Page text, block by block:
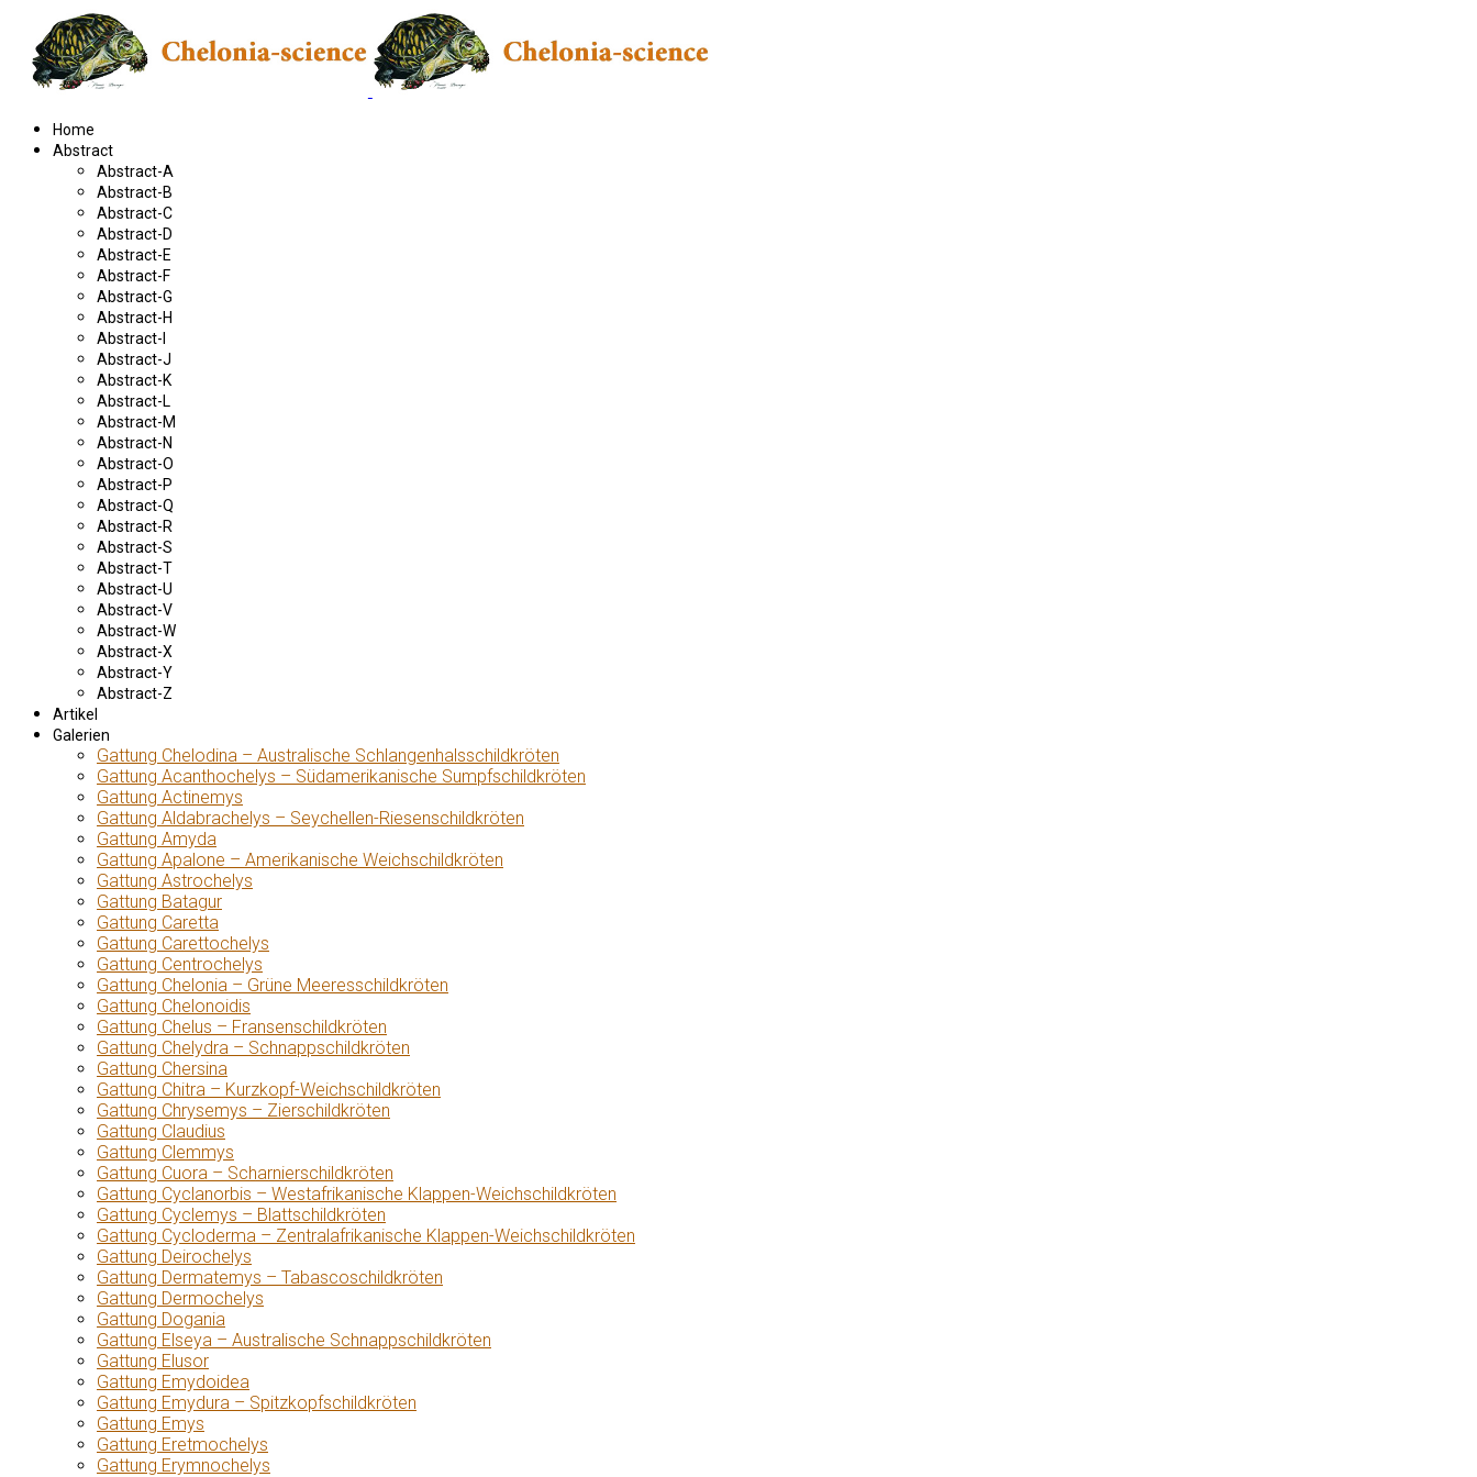
Home
Abstract
Abstract-A
Abstract-B
Abstract-C
Abstract-D
Abstract-E
Abstract-F
Abstract-G
Abstract-H
Abstract-I
Abstract-J
Abstract-K
Abstract-L
Abstract-M
Abstract-N
Abstract-O
Abstract-P
Abstract-Q
Abstract-R
Abstract-S
Abstract-T
Abstract-U
Abstract-V
Abstract-W
Abstract-X
Abstract-Y
Abstract-Z
Artikel
Galerien
Gattung Chelodina – Australische Schlangenhalsschildkröten
Gattung Acanthochelys – Südamerikanische Sumpfschildkröten
Gattung Actinemys
Gattung Aldabrachelys – Seychellen-Riesenschildkröten
Gattung Amyda
Gattung Apalone – Amerikanische Weichschildkröten
Gattung Astrochelys
Gattung Batagur
Gattung Caretta
Gattung Carettochelys
Gattung Centrochelys
Gattung Chelonia – Grüne Meeresschildkröten
Gattung Chelonoidis
Gattung Chelus – Fransenschildkröten
Gattung Chelydra – Schnappschildkröten
Gattung Chersina
Gattung Chitra – Kurzkopf-Weichschildkröten
Gattung Chrysemys – Zierschildkröten
Gattung Claudius
Gattung Clemmys
Gattung Cuora – Scharnierschildkröten
Gattung Cyclanorbis – Westafrikanische Klappen-Weichschildkröten
Gattung Cyclemys – Blattschildkröten
Gattung Cycloderma – Zentralafrikanische Klappen-Weichschildkröten
Gattung Deirochelys
Gattung Dermatemys – Tabascoschildkröten
Gattung Dermochelys
Gattung Dogania
Gattung Elseya – Australische Schnappschildkröten
Gattung Elusor
Gattung Emydoidea
Gattung Emydura – Spitzkopfschildkröten
Gattung Emys
Gattung Eretmochelys
Gattung Erymnochelys